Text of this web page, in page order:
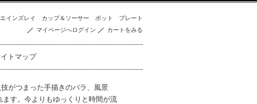
エインズレイ カップ＆ソーサー ポット
プレート
マイページへログイン
カートをみる
トマップ
がつまった手描きのバラ、風景
す。今よりもゆっくりと時間が流